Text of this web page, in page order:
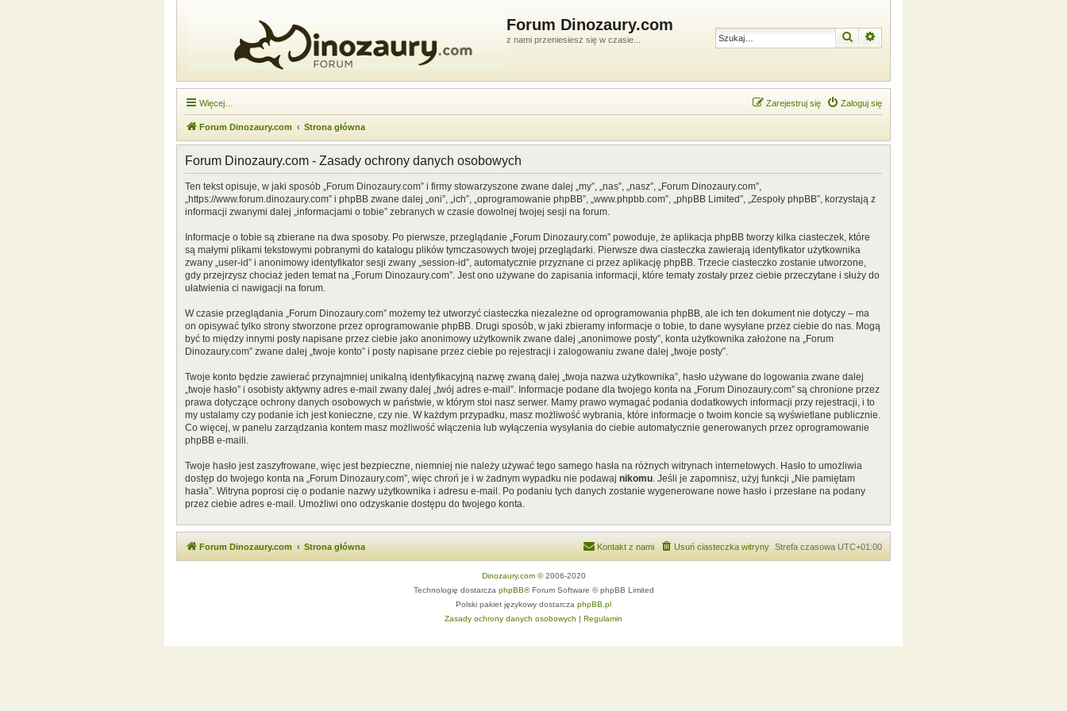
Forum Dinozaury.com
z nami przeniesiesz się w czasie... Szukaj
Więcej… Zaloguj się
Zarejestruj się
Forum Dinozaury.com Strona główna
Forum Dinozaury.com - Zasady ochrony danych osobowych
Ten tekst opisuje, w jaki sposób „Forum Dinozaury.com” i firmy stowarzyszone zwane dalej „my”, „nas”, „nasz”, „Forum Dinozaury.com”,
„https://www.forum.dinozaury.com” i phpBB zwane dalej „oni”, „ich”, „oprogramowanie phpBB”, „www.phpbb.com”, „phpBB Limited”, „Zespoły phpBB”, korzystają z
informacji zwanymi dalej „informacjami o tobie” zebranych w czasie dowolnej twojej sesji na forum.
Informacje o tobie są zbierane na dwa sposoby. Po pierwsze, przeglądanie „Forum Dinozaury.com” powoduje, że aplikacja phpBB tworzy kilka ciasteczek, które
są małymi plikami tekstowymi pobranymi do katalogu plików tymczasowych twojej przeglądarki. Pierwsze dwa ciasteczka zawierają identyfikator użytkownika
zwany „user-id” i anonimowy identyfikator sesji zwany „session-id”, automatycznie przyznane ci przez aplikację phpBB. Trzecie ciasteczko zostanie utworzone,
gdy przejrzysz chociaż jeden temat na „Forum Dinozaury.com”. Jest ono używane do zapisania informacji, które tematy zostały przez ciebie przeczytane i służy do
ułatwienia ci nawigacji na forum.
W czasie przeglądania „Forum Dinozaury.com” możemy też utworzyć ciasteczka niezależne od oprogramowania phpBB, ale ich ten dokument nie dotyczy – ma
on opisywać tylko strony stworzone przez oprogramowanie phpBB. Drugi sposób, w jaki zbieramy informacje o tobie, to dane wysyłane przez ciebie do nas. Mogą
być to między innymi posty napisane przez ciebie jako anonimowy użytkownik zwane dalej „anonimowe posty”, konta użytkownika założone na „Forum
Dinozaury.com” zwane dalej „twoje konto” i posty napisane przez ciebie po rejestracji i zalogowaniu zwane dalej „twoje posty”.
Twoje konto będzie zawierać przynajmniej unikalną identyfikacyjną nazwę zwaną dalej „twoja nazwa użytkownika”, hasło używane do logowania zwane dalej
„twoje hasło” i osobisty aktywny adres e-mail zwany dalej „twój adres e-mail”. Informacje podane dla twojego konta na „Forum Dinozaury.com” są chronione przez
prawa dotyczące ochrony danych osobowych w państwie, w którym stoi nasz serwer. Mamy prawo wymagać podania dodatkowych informacji przy rejestracji, i to
my ustalamy czy podanie ich jest konieczne, czy nie. W każdym przypadku, masz możliwość wybrania, które informacje o twoim koncie są wyświetlane publicznie.
Co więcej, w panelu zarządzania kontem masz możliwość włączenia lub wyłączenia wysyłania do ciebie automatycznie generowanych przez oprogramowanie
phpBB e-maili.
Twoje hasło jest zaszyfrowane, więc jest bezpieczne, niemniej nie należy używać tego samego hasła na różnych witrynach internetowych. Hasło to umożliwia
dostęp do twojego konta na „Forum Dinozaury.com”, więc chroń je i w żadnym wypadku nie podawaj nikomu. Jeśli je zapomnisz, użyj funkcji „Nie pamiętam
hasła”. Witryna poprosi cię o podanie nazwy użytkownika i adresu e-mail. Po podaniu tych danych zostanie wygenerowane nowe hasło i przesłane na podany
przez ciebie adres e-mail. Umożliwi ono odzyskanie dostępu do twojego konta.
Forum Dinozaury.com Strona główna Strefa czasowa UTC+01:00
Usuń ciasteczka witryny
Kontakt z nami
Dinozaury.com© 2006-2020
Technologię dostarcza phpBB® Forum Software © phpBB Limited
Polski pakiet językowy dostarcza phpBB.pl
Zasady ochrony danych osobowych | Regulamin